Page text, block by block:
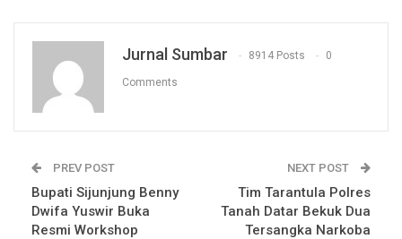
Jurnal Sumbar 8914 Posts 0
Comments
PREV POST
Bupati Sijunjung Benny
Dwifa Yuswir Buka
Resmi Workshop
NEXT POST
Tim Tarantula Polres
Tanah Datar Bekuk Dua
Tersangka Narkoba